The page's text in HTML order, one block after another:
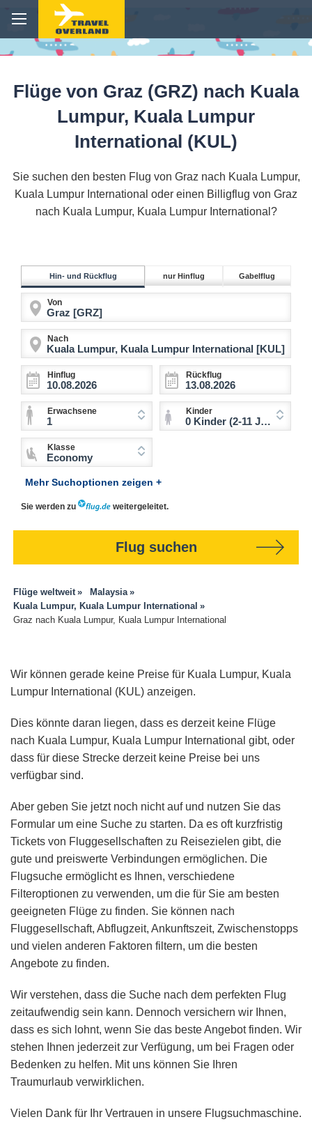
Flüge von Graz (GRZ) nach Kuala
Lumpur, Kuala Lumpur
International (KUL)
Sie suchen den besten Flug von Graz nach Kuala Lumpur,
Kuala Lumpur International oder einen Billigflug von Graz
nach Kuala Lumpur, Kuala Lumpur International?
Hin- und Rückflug nur Hinflug Gabelflug
Von
Nach
Hinflug Rückflug
Erwachsene
1
Kinder
0 Kinder (2-11 Jahre)
Klasse
Economy
Mehr Suchoptionen zeigen +
Sie werden zu weitergeleitet.
Flug suchen
Flüge weltweit
Malaysia
Kuala Lumpur, Kuala Lumpur International
Graz nach Kuala Lumpur, Kuala Lumpur International
Wir können gerade keine Preise für Kuala Lumpur, Kuala
Lumpur International (KUL) anzeigen.
Dies könnte daran liegen, dass es derzeit keine Flüge
nach Kuala Lumpur, Kuala Lumpur International gibt, oder
dass für diese Strecke derzeit keine Preise bei uns
verfügbar sind.
Aber geben Sie jetzt noch nicht auf und nutzen Sie das
Formular um eine Suche zu starten. Da es oft kurzfristig
Tickets von Fluggesellschaften zu Reisezielen gibt, die
gute und preiswerte Verbindungen ermöglichen. Die
Flugsuche ermöglicht es Ihnen, verschiedene
Filteroptionen zu verwenden, um die für Sie am besten
geeigneten Flüge zu finden. Sie können nach
Fluggesellschaft, Abflugzeit, Ankunftszeit, Zwischenstopps
und vielen anderen Faktoren filtern, um die besten
Angebote zu finden.
Wir verstehen, dass die Suche nach dem perfekten Flug
zeitaufwendig sein kann. Dennoch versichern wir Ihnen,
dass es sich lohnt, wenn Sie das beste Angebot finden. Wir
stehen Ihnen jederzeit zur Verfügung, um bei Fragen oder
Bedenken zu helfen. Mit uns können Sie Ihren
Traumurlaub verwirklichen.
Vielen Dank für Ihr Vertrauen in unsere Flugsuchmaschine.